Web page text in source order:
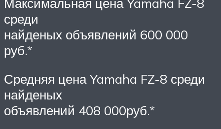
среди
найденых объявлений 600 000
руб.*
Средняя цена Yamaha FZ-8 среди
найденых
объявлений 408 000руб.*